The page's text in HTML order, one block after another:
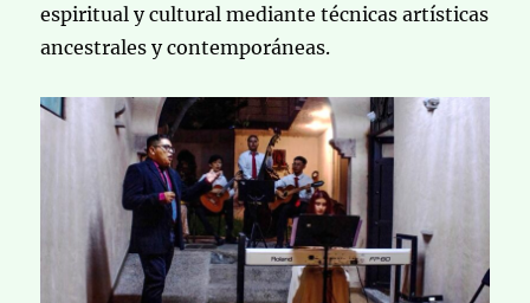
espiritual y cultural mediante técnicas artísticas
ancestrales y contemporáneas.